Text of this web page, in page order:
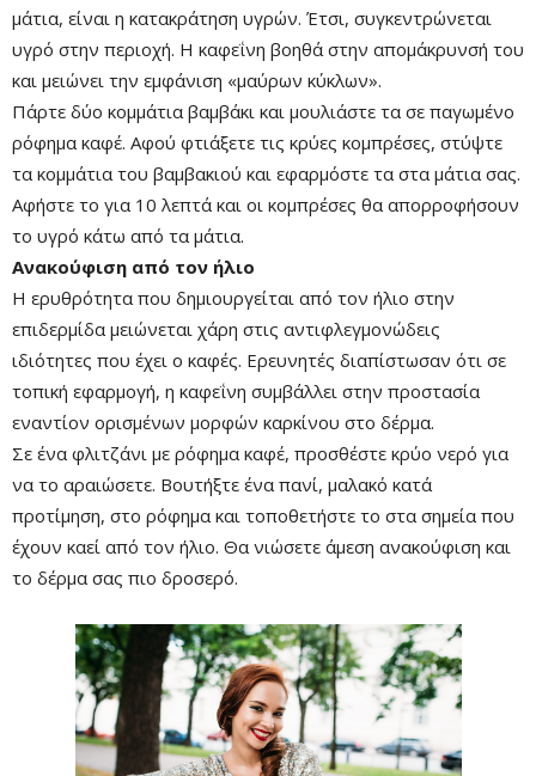
μάτια, είναι η κατακράτηση υγρών. Έτσι, συγκεντρώνεται
υγρό στην περιοχή. Η καφεΐνη βοηθά στην απομάκρυνσή του
και μειώνει την εμφάνιση «μαύρων κύκλων».
Πάρτε δύο κομμάτια βαμβάκι και μουλιάστε τα σε παγωμένο
ρόφημα καφέ. Αφού φτιάξετε τις κρύες κομπρέσες, στύψτε
τα κομμάτια του βαμβακιού και εφαρμόστε τα στα μάτια σας.
Αφήστε το για 10 λεπτά και οι κομπρέσες θα απορροφήσουν
το υγρό κάτω από τα μάτια.
Ανακούφιση από τον ήλιο
Η ερυθρότητα που δημιουργείται από τον ήλιο στην
επιδερμίδα μειώνεται χάρη στις αντιφλεγμονώδεις
ιδιότητες που έχει ο καφές. Ερευνητές διαπίστωσαν ότι σε
τοπική εφαρμογή, η καφεΐνη συμβάλλει στην προστασία
εναντίον ορισμένων μορφών καρκίνου στο δέρμα.
Σε ένα φλιτζάνι με ρόφημα καφέ, προσθέστε κρύο νερό για
να το αραιώσετε. Βουτήξτε ένα πανί, μαλακό κατά
προτίμηση, στο ρόφημα και τοποθετήστε το στα σημεία που
έχουν καεί από τον ήλιο. Θα νιώσετε άμεση ανακούφιση και
το δέρμα σας πιο δροσερό.